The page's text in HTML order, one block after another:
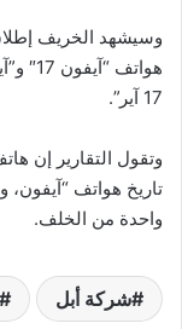
17 آير”.
واحدة من الخلف.
شركة أبل